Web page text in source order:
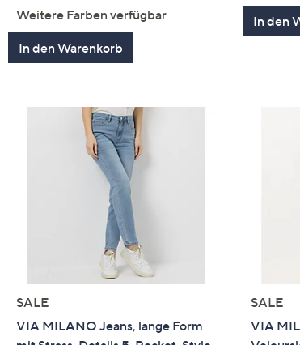
5
Weitere Farben verfügbar
In den Warenkorb
In den
SALE
VIA MILANO Jeans, lange Form
SALE
VIA